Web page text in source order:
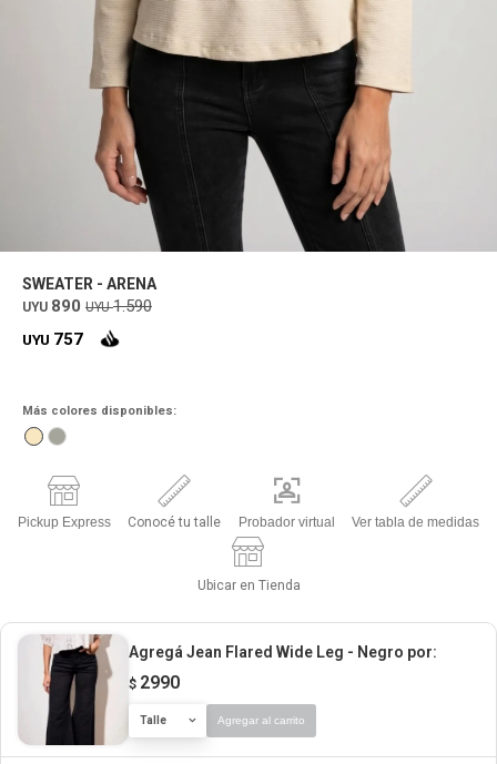
SWEATER - ARENA
UYU 890 UYU 1.590
UYU 757
Más colores disponibles:
Pickup Express Conocé tu talle Probador virtual Ver tabla de medidas
Ubicar en Tienda
Agregá Jean Flared Wide Leg - Negro por:
$ 2990
Talle Agregar al carrito